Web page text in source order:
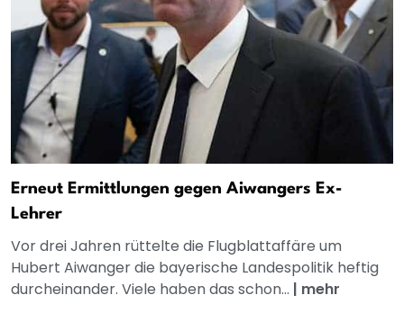
Erneut Ermittlungen gegen Aiwangers Ex-
Lehrer
Vor drei Jahren rüttelte die Flugblattaffäre um
Hubert Aiwanger die bayerische Landespolitik heftig
durcheinander. Viele haben das schon... | mehr